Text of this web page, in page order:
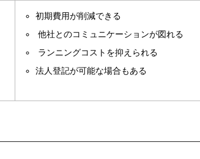
初期費用が削減できる
他社とのコミュニケーションが図れる
ランニングコストを抑えられる
法人登記が可能な場合もある